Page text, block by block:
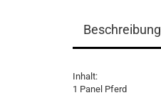
Beschreibung
Inhalt:
1 Panel Pferd